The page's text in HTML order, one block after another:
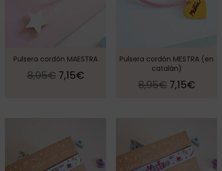
Pulsera cordón MAESTRA
8,95€ 7,15€
Pulsera cordón MESTRA (en
catalán)
8,95€ 7,15€